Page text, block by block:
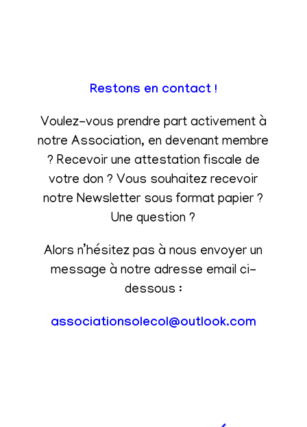
Restons en contact !
Voulez-vous prendre part activement à
notre Association, en devenant membre
? Recevoir une attestation fiscale de
votre don ? Vous souhaitez recevoir
notre Newsletter sous format papier ?
Une question ?
Alors n’hésitez pas à nous envoyer un
message à notre adresse email ci-
dessous :
associationsolecol@outlook.com